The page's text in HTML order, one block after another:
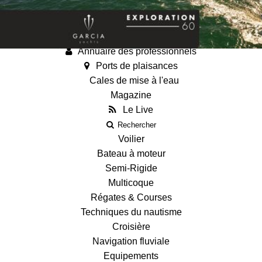
Annonces
Guides
Fiches techniques des bateaux
Annuaire des professionnels
Ports de plaisances
Cales de mise à l'eau
Magazine
Le Live
Rechercher
Voilier
Bateau à moteur
Semi-Rigide
Multicoque
Régates & Courses
Techniques du nautisme
Croisière
Navigation fluviale
Equipements